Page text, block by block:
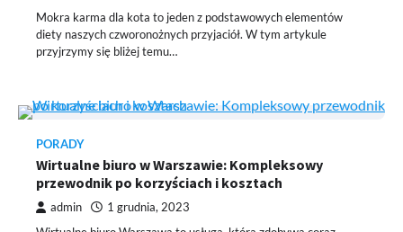
Mokra karma dla kota to jeden z podstawowych elementów
diety naszych czworonożnych przyjaciół. W tym artykule
przyjrzymy się bliżej temu…
PORADY
Wirtualne biuro w Warszawie: Kompleksowy
przewodnik po korzyściach i kosztach
admin 1 grudnia, 2023